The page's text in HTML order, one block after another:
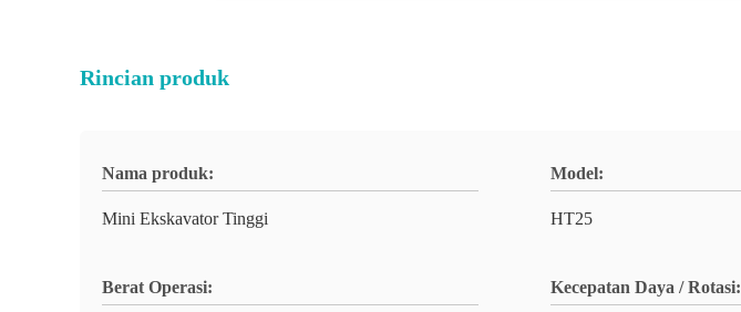
Rincian produk
Nama produk:
Mini Ekskavator Tinggi
Model:
HT25
Berat Operasi: Kecepatan Daya / Rotasi: